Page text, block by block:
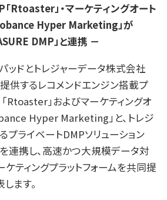
Rtoaster」・マーケティングオート
Hyper Marketing」が
DMP」と連携 －
ッドとトレジャーデータ株式会社
提供するレコメンドエンジン搭載プ
Rtoaster」およびマーケティングオ
Hyper Marketing」と、トレジ
プライベートDMPソリューション
を連携し、高速かつ大規模データ対
ティングプラットフォームを共同提
ます。